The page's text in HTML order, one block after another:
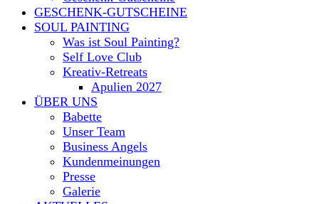
GESCHENK-GUTSCHEINE
SOUL PAINTING
Was ist Soul Painting?
Self Love Club
Kreativ-Retreats
Apulien 2027
ÜBER UNS
Babette
Unser Team
Business Angels
Kundenmeinungen
Presse
Galerie